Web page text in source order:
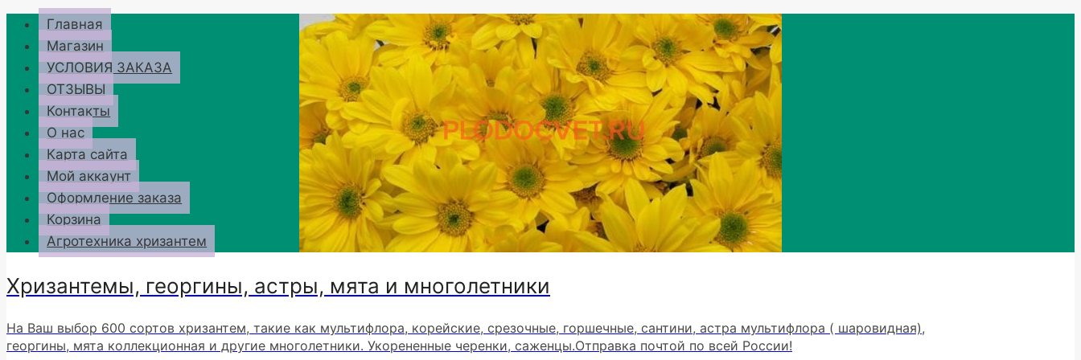
Перейти
содержимому
Главная
Магазин
УСЛОВИЯ ЗАКАЗА
ОТЗЫВЫ
Контакты
О нас
Карта сайта
Мой аккаунт
Оформление заказа
Корзина
Агротехника хризантем
Хризантемы, георгины, астры, мята и многолетники
На Ваш выбор 600 сортов хризантем, такие как мультифлора, корейские, срезочные, горшечные, сантини, астра мультифлора ( шаровидная),
георгины, мята коллекционная и другие многолетники. Укорененные черенки, саженцы.Отправка почтой по всей России!